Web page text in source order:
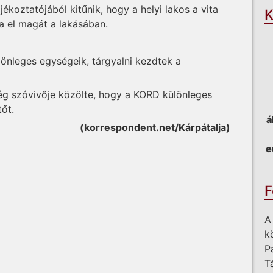
kitűnik, hogy a helyi lakos a vita
el magát a lakásában.
egységeik, tárgyalni kezdtek a
szóvivője közölte, hogy a KORD különleges
(korrespondent.net/Kárpátalja)